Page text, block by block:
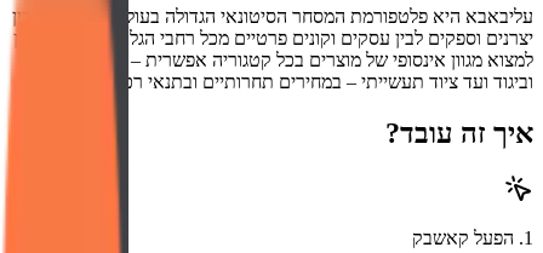
עליבאבא היא פלטפורמת המסחר הסיטונאי הגדולה בעולם, המקשרת בין
יצרנים וספקים לבין עסקים וקונים פרטיים מכל רחבי הגלובוס. באתר ניתן
למצוא מגוון אינסופי של מוצרים בכל קטגוריה אפשרית – מאלקטרוניקה
וביגוד ועד ציוד תעשייתי – במחירים תחרותיים ובתנאי רכישה גמישים.
איך זה עובד?
1
. הפעל קאשבק